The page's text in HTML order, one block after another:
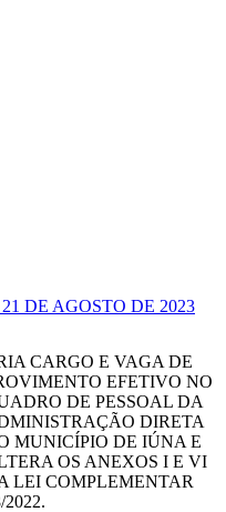
DE AGOSTO DE 2023
CARGO E VAGA DE
EFETIVO NO
DE PESSOAL DA
DIRETA
MUNICÍPIO DE IÚNA E
OS ANEXOS I E VI
LEI COMPLEMENTAR
2022.